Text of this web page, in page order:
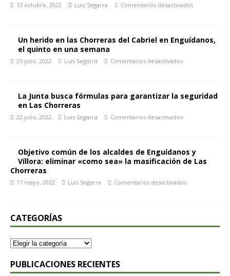
13 octubre, 2022 Luis Segarra Comentarios desactivados
Un herido en las Chorreras del Cabriel en Enguídanos,
el quinto en una semana
25 julio, 2022 Luis Segarra Comentarios desactivados
La Junta busca fórmulas para garantizar la seguridad
en Las Chorreras
22 julio, 2022 Luis Segarra Comentarios desactivados
Objetivo común de los alcaldes de Enguídanos y
Víllora: eliminar «como sea» la masificación de Las
Chorreras
17 mayo, 2022 Luis Segarra Comentarios desactivados
CATEGORÍAS
PUBLICACIONES RECIENTES